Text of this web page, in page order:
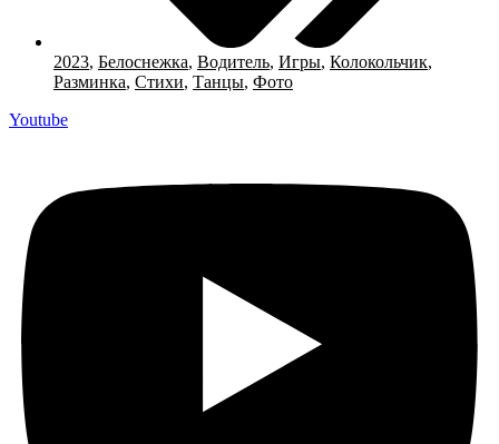
2023, Белоснежка, Водитель, Игры, Колокольчик,
Разминка, Стихи, Танцы, Фото
Youtube